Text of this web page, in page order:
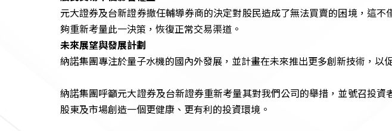
元大證券及台新證券撤任輔導券商的決定對股民造成了無法買賣的困境，這
夠重新考量此一決策，恢復正常交易渠道。
未來展望與發展計劃
納諾集團專注於量子水機的國內外發展，並計畫在未來推出更多創新技術，
納諾集團呼籲元大證券及台新證券重新考量其對我們公司的舉措，並號召投
股東及市場創造一個更健康、更有利的投資環境。